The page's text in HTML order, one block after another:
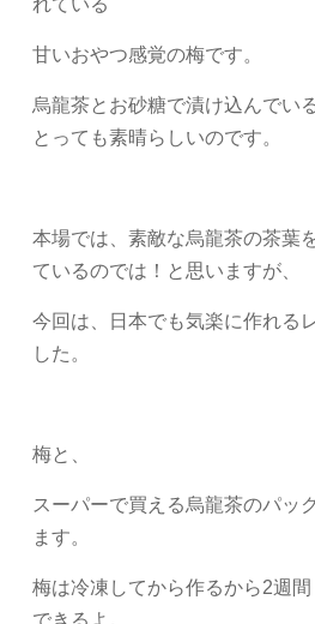
れている
甘いおやつ感覚の梅です。
烏龍茶とお砂糖で漬け込んでい
とっても素晴らしいのです。
本場では、素敵な烏龍茶の茶葉
ているのでは！と思いますが、
今回は、日本でも気楽に作れる
した。
梅と、
スーパーで買える烏龍茶のパッ
ます。
梅は冷凍してから作るから2週